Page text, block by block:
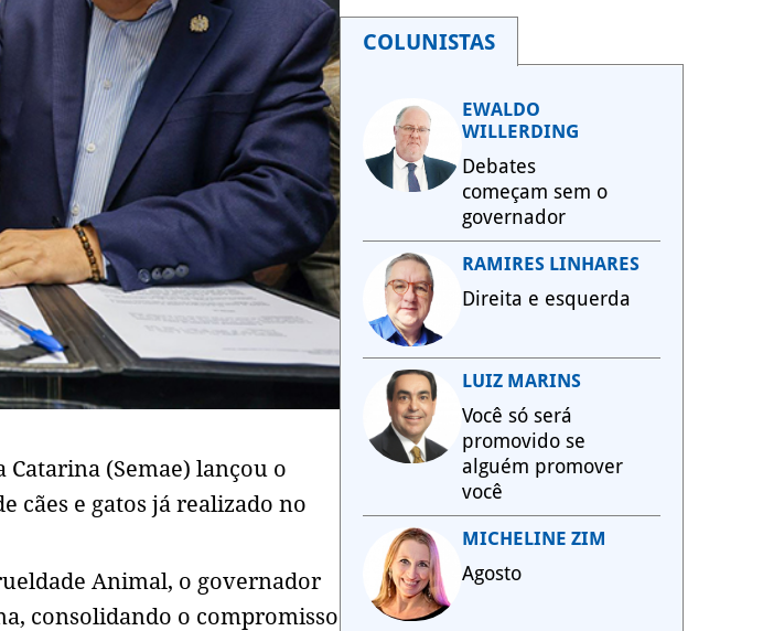
(Semae) lançou o
cães e gatos já realizado no
Animal, o governador
consolidando o compromisso
COLUNISTAS
EWALDO
WILLERDING
Debates
começam sem o
governador
RAMIRES LINHARES
Direita e esquerda
LUIZ MARINS
Você só será
promovido se
alguém promover
você
MICHELINE ZIM
Agosto